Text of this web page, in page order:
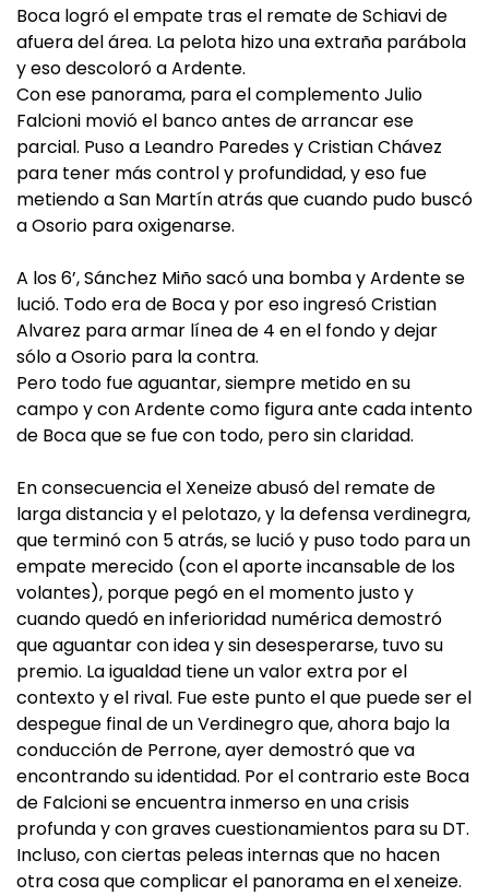
Boca logró el empate tras el remate de Schiavi de
afuera del área. La pelota hizo una extraña parábola
y eso descoloró a Ardente.
Con ese panorama, para el complemento Julio
Falcioni movió el banco antes de arrancar ese
parcial. Puso a Leandro Paredes y Cristian Chávez
para tener más control y profundidad, y eso fue
metiendo a San Martín atrás que cuando pudo buscó
a Osorio para oxigenarse.
A los 6’, Sánchez Miño sacó una bomba y Ardente se
lució. Todo era de Boca y por eso ingresó Cristian
Alvarez para armar línea de 4 en el fondo y dejar
sólo a Osorio para la contra.
Pero todo fue aguantar, siempre metido en su
campo y con Ardente como figura ante cada intento
de Boca que se fue con todo, pero sin claridad.
En consecuencia el Xeneize abusó del remate de
larga distancia y el pelotazo, y la defensa verdinegra,
que terminó con 5 atrás, se lució y puso todo para un
empate merecido (con el aporte incansable de los
volantes), porque pegó en el momento justo y
cuando quedó en inferioridad numérica demostró
que aguantar con idea y sin desesperarse, tuvo su
premio. La igualdad tiene un valor extra por el
contexto y el rival. Fue este punto el que puede ser el
despegue final de un Verdinegro que, ahora bajo la
conducción de Perrone, ayer demostró que va
encontrando su identidad. Por el contrario este Boca
de Falcioni se encuentra inmerso en una crisis
profunda y con graves cuestionamientos para su DT.
Incluso, con ciertas peleas internas que no hacen
otra cosa que complicar el panorama en el xeneize.